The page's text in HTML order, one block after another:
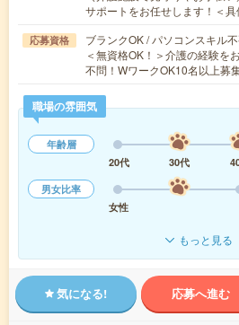
サポートをお任せします！＜
応募資格
ブランクOK / パソコンスキル
＜無資格OK！＞介護の経験を
不問！WワークOK10名以上募
職場の雰囲気
年齢層
20代
30代
男女比率
女性
もっと見る
気になる! 応募へ進む